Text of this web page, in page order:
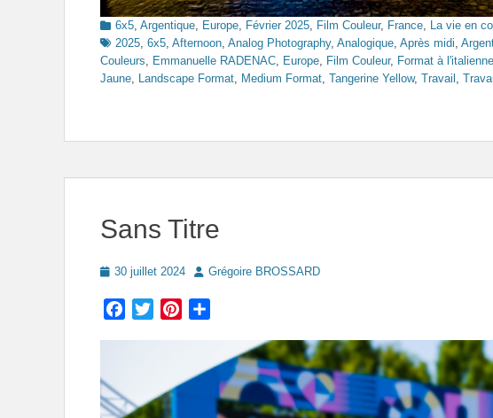
Categories
6x5 Argentique Europe Février 2025 Film Couleur, France La vie en
2025 6x5 Afternoon Analog Photography, Analogique Après midi
Couleurs
Emmanuelle RADENAC Europe Film Couleur, Format à l'italienne
Jaune Landscape Format Medium Format Tangerine Yellow, Travail
Sans Titre
Posted
30 juillet 2024 Author
Grégoire BROSSARD
Facebook
TwitterPinterest